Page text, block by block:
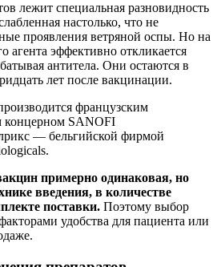
лежит специальная разновидность
настолько, что не
проявления ветряной оспы. Но на
агента эффективно откликается
антитела. Они остаются в
лет после вакцинации.
французским
концерном SANOFI
— бельгийской фирмой
примерно одинаковая, но
введения, в количестве
поставки. Поэтому выбор
удобства для пациента или